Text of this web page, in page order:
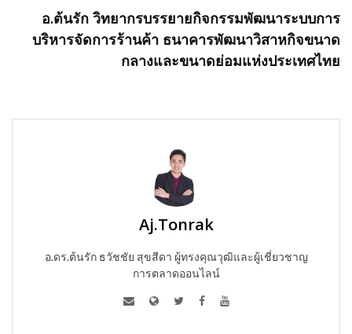
อ.ต้นรัก วิทยากรบรรยายกิจกรรมพัฒนาระบบการ
บริหารจัดการร้านค้า ธนาคารพัฒนาวิสาหกิจขนาด
กลางและขนาดย่อมแห่งประเทศไทย
Aj.Tonrak
อ.ดร.ต้นรัก ธวัชชัย สุขสีดา ผู้ทรงคุณวุฒิและผู้เชี่ยวชาญ
การตลาดออนไลน์